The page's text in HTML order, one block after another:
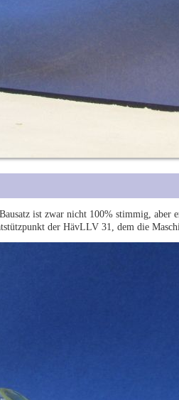
ist zwar nicht 100% stimmig, aber
der HävLLV 31, dem die